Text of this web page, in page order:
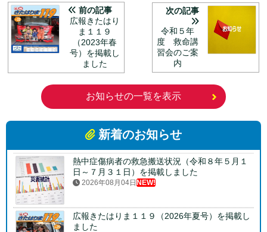
前の記事
広報きたはり
ま１１９
（2023年春
号）を掲載し
ました
次の記事
令和５年
度 救命講
習会のご案
内
お知らせの一覧を表示
新着のお知らせ
熱中症傷病者の救急搬送状況（令和８年５月１
日～７月３１日）を掲載しました
2026年08月04日NEW!
広報きたはりま１１９（2026年夏号）を掲載し
ました